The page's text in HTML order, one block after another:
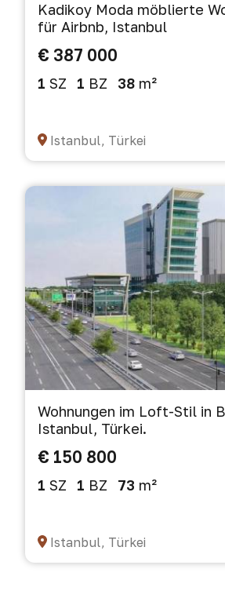
Kadikoy Moda möblierte
für Airbnb, Istanbul
€ 387 000
1 SZ 1 BZ 38 m²
Istanbul, Türkei
Wohnungen im Loft-Stil in
Istanbul, Türkei.
€ 150 800
1 SZ 1 BZ 73 m²
Istanbul, Türkei